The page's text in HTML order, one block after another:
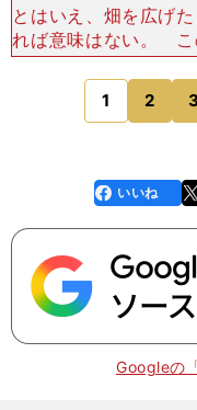
とはいえ、畑を広げ
れば意味はない。 こ
ぼ時を同じくして、
となって「
1 2 3
faceboo
k
いいね
Googleの